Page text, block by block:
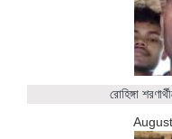
রোহিঙ্গা